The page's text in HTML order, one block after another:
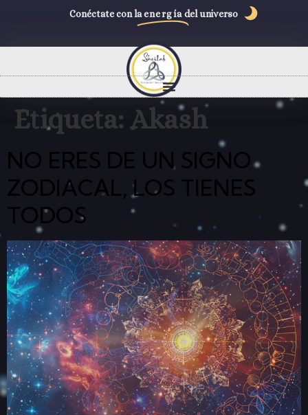
Conéctate con la energía del universo
Etiqueta: Akash
NO ERES DE UN SIGNO
ZODIACAL, LOS TIENES
TODOS